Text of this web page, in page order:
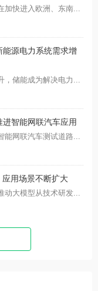
加快进入欧洲、东南...
源电力系统需求增
，储能成为解决电力...
智能网联汽车应用
能网联汽车测试道路...
用场景不断扩大
动大模型从技术研发...